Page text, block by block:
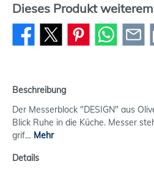
Dieses Produkt
Beschreibung
Der Messerblock "DESIGN" aus
Blick Ruhe in die Küche. Messer
grif… Mehr
Details